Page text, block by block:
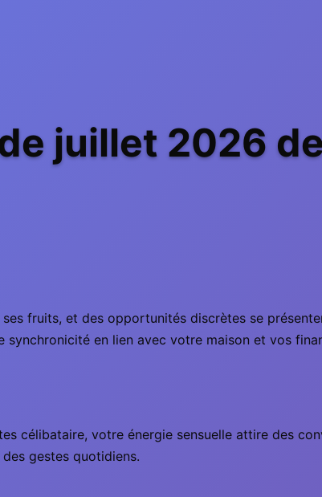
juillet 2026 de
fruits, et des opportunités discrètes se
en lien avec votre maison et vos
célibataire, votre énergie sensuelle attire des
gestes quotidiens.